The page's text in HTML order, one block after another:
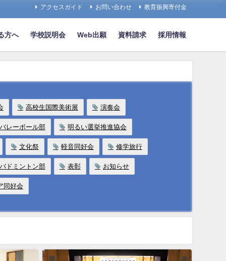
アクセスガイド お問い合わせ 教育振興寄付金
方へ 学校説明会 Web出願 資料請求 採用情報
高校生国際美術展 演奏会
レーボール部 明るい選挙推進協会
文化祭 軽音同好会 修学旅行
ドミントン部 表彰 お知らせ
同好会